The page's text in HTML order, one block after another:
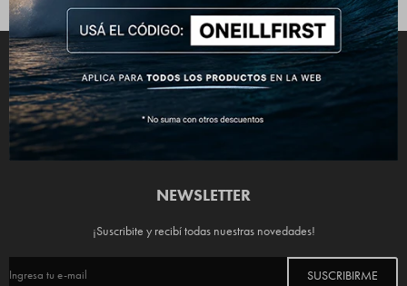
CONECTATE
  
NEWSLETTER
¡Suscribite y recibí todas nuestras novedades!
SUSCRIBIRME